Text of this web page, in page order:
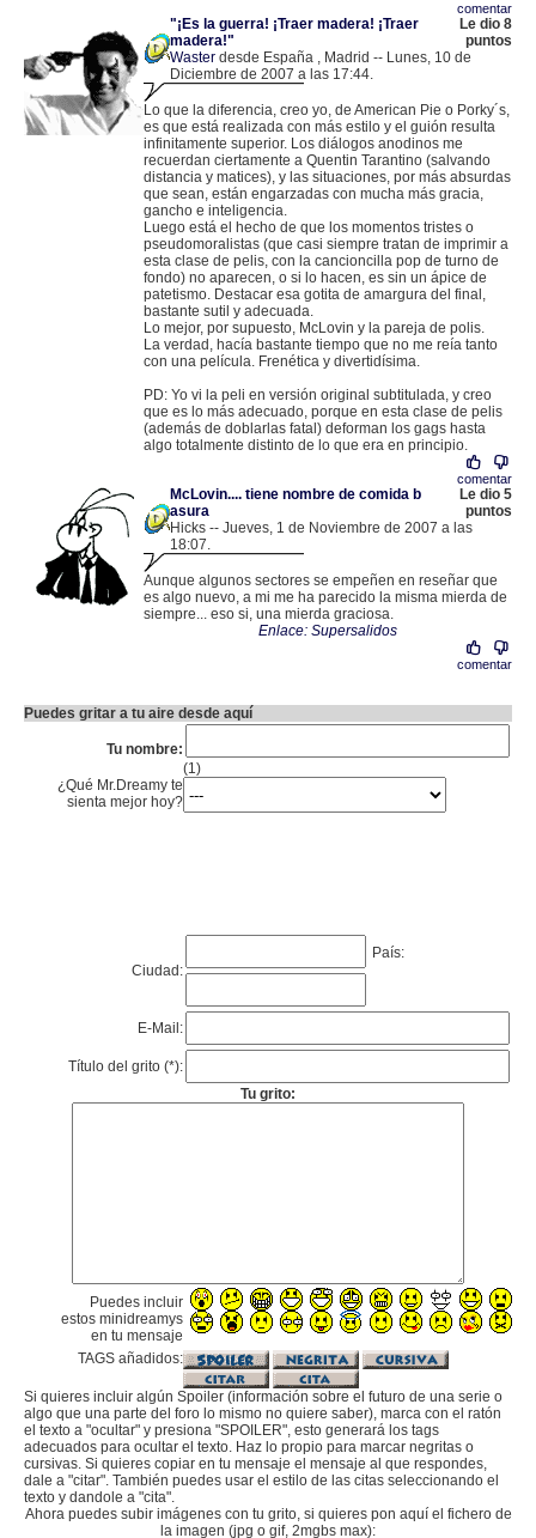
comentar
"¡Es la guerra! ¡Traer madera! ¡Traer
madera!"
Le dio 8
puntos
Waster desde España , Madrid -- Lunes, 10 de
Diciembre de 2007 a las 17:44.
Lo que la diferencia, creo yo, de American Pie o Porky´s,
es que está realizada con más estilo y el guión resulta
infinitamente superior. Los diálogos anodinos me
recuerdan ciertamente a Quentin Tarantino (salvando
distancia y matices), y las situaciones, por más absurdas
que sean, están engarzadas con mucha más gracia,
gancho e inteligencia.
Luego está el hecho de que los momentos tristes o
pseudomoralistas (que casi siempre tratan de imprimir a
esta clase de pelis, con la cancioncilla pop de turno de
fondo) no aparecen, o si lo hacen, es sin un ápice de
patetismo. Destacar esa gotita de amargura del final,
bastante sutil y adecuada.
Lo mejor, por supuesto, McLovin y la pareja de polis.
La verdad, hacía bastante tiempo que no me reía tanto
con una película. Frenética y divertidísima.
PD: Yo vi la peli en versión original subtitulada, y creo
que es lo más adecuado, porque en esta clase de pelis
(además de doblarlas fatal) deforman los gags hasta
algo totalmente distinto de lo que era en principio.
comentar
McLovin.... tiene nombre de comida b
asura
Le dio 5
puntos
Hicks -- Jueves, 1 de Noviembre de 2007 a las
18:07.
Aunque algunos sectores se empeñen en reseñar que
es algo nuevo, a mi me ha parecido la misma mierda de
siempre... eso si, una mierda graciosa.
Enlace: Supersalidos
comentar
Puedes gritar a tu aire desde aquí
Tu nombre:
(1)
¿Qué Mr.Dreamy te
sienta mejor hoy?
Ciudad:
País:
E-Mail:
Título del grito (*):
Tu grito:
Puedes incluir
estos minidreamys
en tu mensaje
TAGS añadidos:
Si quieres incluir algún Spoiler (información sobre el futuro de una serie o
algo que una parte del foro lo mismo no quiere saber), marca con el ratón
el texto a "ocultar" y presiona "SPOILER", esto generará los tags
adecuados para ocultar el texto. Haz lo propio para marcar negritas o
cursivas. Si quieres copiar en tu mensaje el mensaje al que respondes,
dale a "citar". También puedes usar el estilo de las citas seleccionando el
texto y dandole a "cita".
Ahora puedes subir imágenes con tu grito, si quieres pon aquí el fichero de
la imagen (jpg o gif, 2mgbs max):